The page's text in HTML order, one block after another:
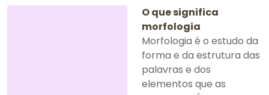
O que significa
morfologia
Morfologia é o estudo da
forma e da estrutura das
palavras e dos
elementos que as